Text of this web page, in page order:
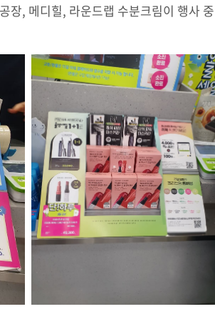
장, 메디힐, 라운드랩 수분크림이 행사 중